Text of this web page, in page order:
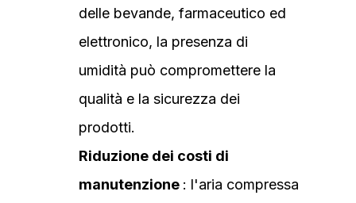
delle bevande, farmaceutico ed
elettronico, la presenza di
umidità può compromettere la
qualità e la sicurezza dei
prodotti.
Riduzione dei costi di
manutenzione : l'aria compressa